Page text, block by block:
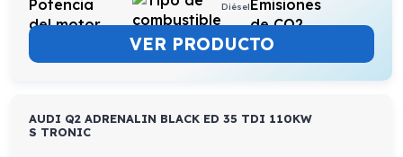
Diésel
VER PRODUCTO
AUDI Q2 ADRENALIN BLACK ED 35 TDI 110KW
S TRONIC